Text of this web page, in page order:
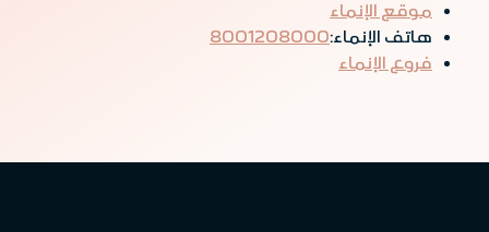
موقع الإنماء
هاتف الإنماء:8001208000
فروع الإنماء